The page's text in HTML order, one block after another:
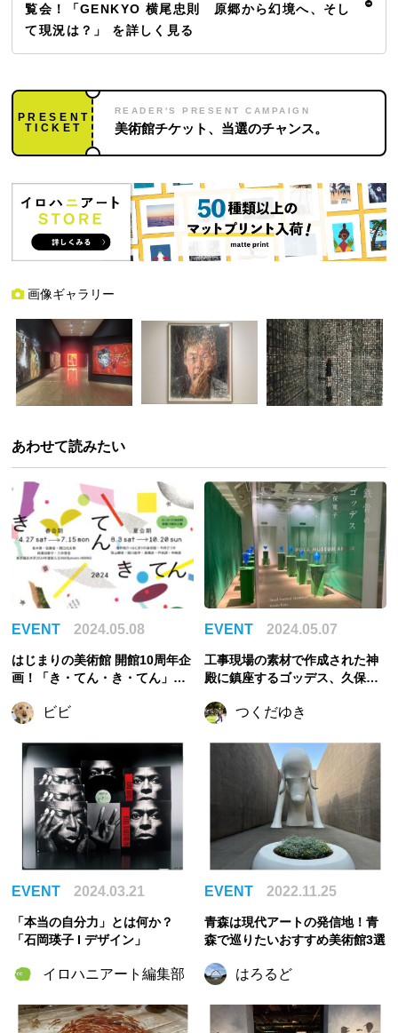
覧会！「GENKYO 横尾忠則 原郷から幻境へ、そし
て現況は？」 を詳しく見る
PRESENT
TICKET
READER'S PRESENT CAMPAIGN
美術館チケット、当選のチャンス。
画像ギャラリー
あわせて読みたい
EVENT 2024.05.08
はじまりの美術館 開館10周年企
画！「き・てん・き・てん」展
えようビビ
EVENT 2024.05.07
工事現場の素材で作成された神
殿に鎮座するゴッデス、久保寛
開幕しました
つくだゆき
EVENT 2024.03.21
「本当の自分力」とは何か？
「石岡瑛子 I デザイン」
イロハニアート編集部
EVENT 2022.11.25
青森は現代アートの発信地！青
森で巡りたいおすすめ美術館3選
はろるど